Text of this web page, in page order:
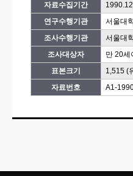
자료수집기간
연구수행기관
서울대
조사수행기관
서울대
조사대상자
만 20세
표본크기
1,515 (
자료번호
A1-